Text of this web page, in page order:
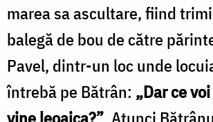
marea sa ascul­tare, fiind
balegă de bou de către
Pavel, dintr-un loc unde
întrebă pe Bătrân: „Dar ce